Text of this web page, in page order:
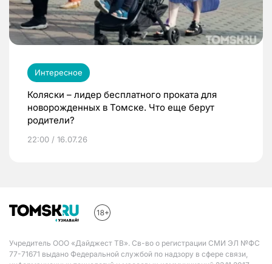
Интересное
Коляски – лидер бесплатного проката для
новорожденных в Томске. Что еще берут
родители?
22:00 / 16.07.26
Учредитель ООО «Дайджест ТВ». Св-во о регистрации СМИ ЭЛ №ФС
77-71671 выдано Федеральной службой по надзору в сфере связи,